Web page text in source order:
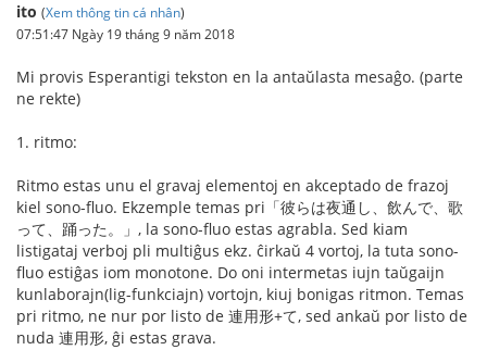
ito (Xem thông tin cá nhân)
07:51:47 Ngày 19 tháng 9 năm 2018
Mi provis Esperantigi tekston en la antaŭlasta mesaĝo. (parte
ne rekte)
1. ritmo:
Ritmo estas unu el gravaj elementoj en akceptado de frazoj
kiel sono-fluo. Ekzemple temas pri「彼らは夜通し、飲んで、歌
って、踊った。」, la sono-fluo estas agrabla. Sed kiam
listigataj verboj pli multiĝus ekz. ĉirkaŭ 4 vortoj, la tuta sono-
fluo estiĝas iom monotone. Do oni intermetas iujn taŭgaijn
kunlaborajn(lig-funkciajn) vortojn, kiuj bonigas ritmon. Temas
pri ritmo, ne nur por listo de 連用形+て, sed ankaŭ por listo de
nuda 連用形, ĝi estas grava.